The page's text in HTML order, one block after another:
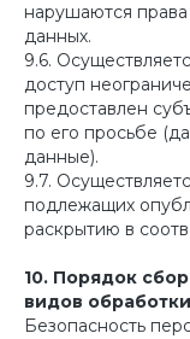
нарушаются
данных.
9.6.
доступ
предоставлен
по его просьбе
данные).
9.7.
подлежащих
раскрытию в
10. Порядок
видов
Безопасность